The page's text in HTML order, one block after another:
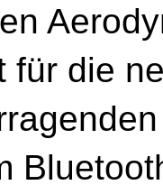
für die